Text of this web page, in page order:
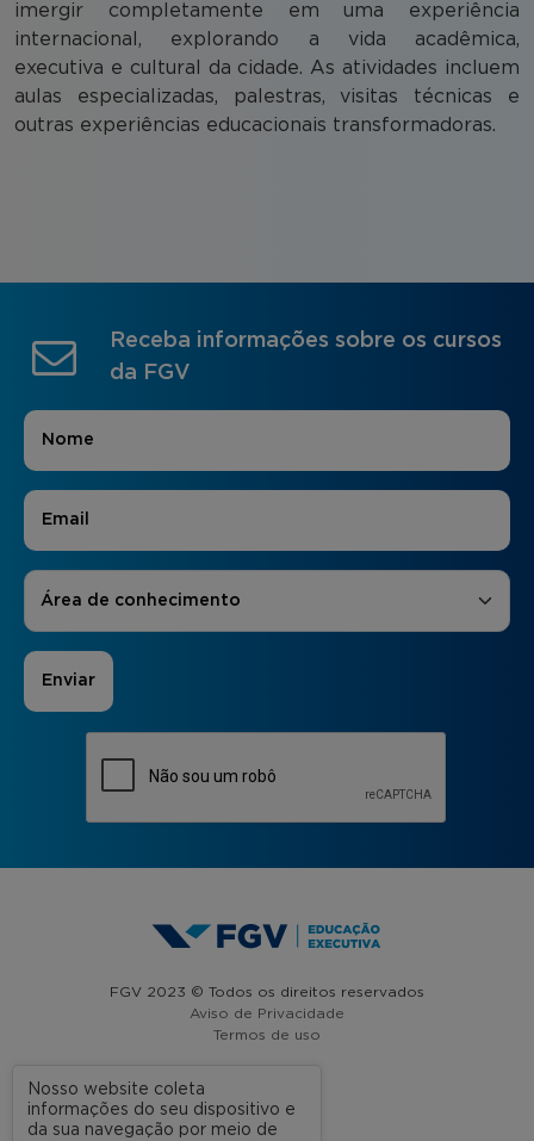
imergir completamente em uma experiência
internacional, explorando a vida acadêmica,
executiva e cultural da cidade. As atividades incluem
aulas especializadas, palestras, visitas técnicas e
outras experiências educacionais transformadoras.
Receba informações sobre os cursos
da FGV
Nome
E-mail
Áreas de Interesse
Área de conhecimento
FGV 2023 © Todos os direitos reservados
Aviso de Privacidade
Termos de uso
A FGV
Nosso website coleta
informações do seu dispositivo e
da sua navegação por meio de